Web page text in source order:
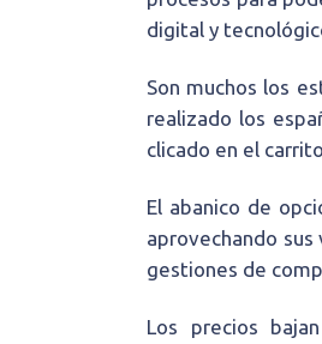
digital y
Son muchos los
realizado los
clicado en el
El abanico de
aprovechando
gestiones de
Los precios